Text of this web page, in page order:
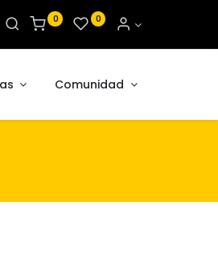
0 0
Comunidad